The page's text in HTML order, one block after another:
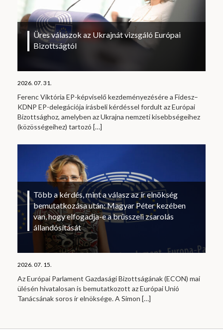
Üres válaszok az Ukrajnát vizsgáló Európai
Bizottságtól
2026. 07. 31.
Ferenc Viktória EP-képviselő kezdeményezésére a Fidesz–
KDNP EP-delegációja írásbeli kérdéssel fordult az Európai
Bizottsághoz, amelyben az Ukrajna nemzeti kisebbségeihez
(közösségeihez) tartozó […]
Több a kérdés, mint a válasz az ír elnökség
bemutatkozása után: Magyar Péter kezében
van, hogy elfogadja-e a brüsszeli zsarolás
állandósítását
2026. 07. 15.
Az Európai Parlament Gazdasági Bizottságának (ECON) mai
ülésén hivatalosan is bemutatkozott az Európai Unió
Tanácsának soros ír elnöksége. A Simon […]